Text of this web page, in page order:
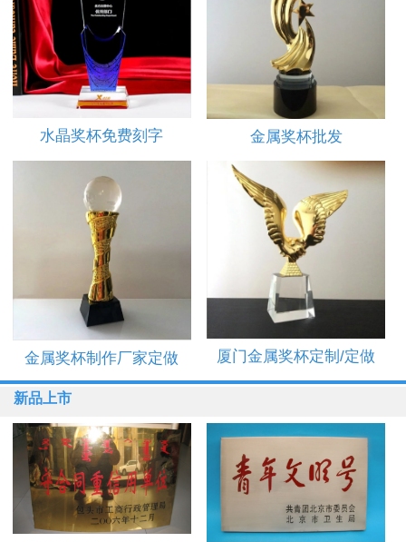
1 2 3
水晶奖杯免费刻字 金属奖杯批发
金属奖杯制作厂家定做 厦门金属奖杯定制/定做
新品上市